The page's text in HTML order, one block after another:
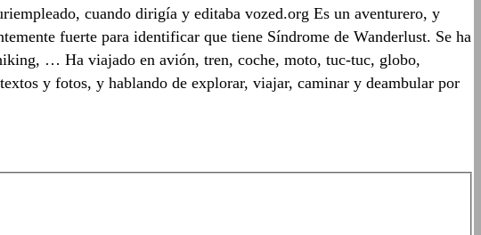
cuando dirigía y editaba vozed.org Es un aventurero, y
fuerte para identificar que tiene Síndrome de Wanderlust. Se ha
… Ha viajado en avión, tren, coche, moto, tuc-tuc, globo,
y fotos, y hablando de explorar, viajar, caminar y deambular por